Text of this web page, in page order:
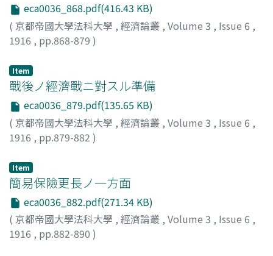
eca0036_868.pdf(416.43 KB)
( 京都帝國大學法科大學 , 經濟論叢 , Volume 3 , Issue 6 ,
1916 , pp.868-879 )
Item
戰後ノ經濟戰ニ對スル準備
eca0036_879.pdf(135.65 KB)
( 京都帝國大學法科大學 , 經濟論叢 , Volume 3 , Issue 6 ,
1916 , pp.879-882 )
Item
簡易保險更長ノ一方面
eca0036_882.pdf(271.34 KB)
( 京都帝國大學法科大學 , 經濟論叢 , Volume 3 , Issue 6 ,
1916 , pp.882-890 )